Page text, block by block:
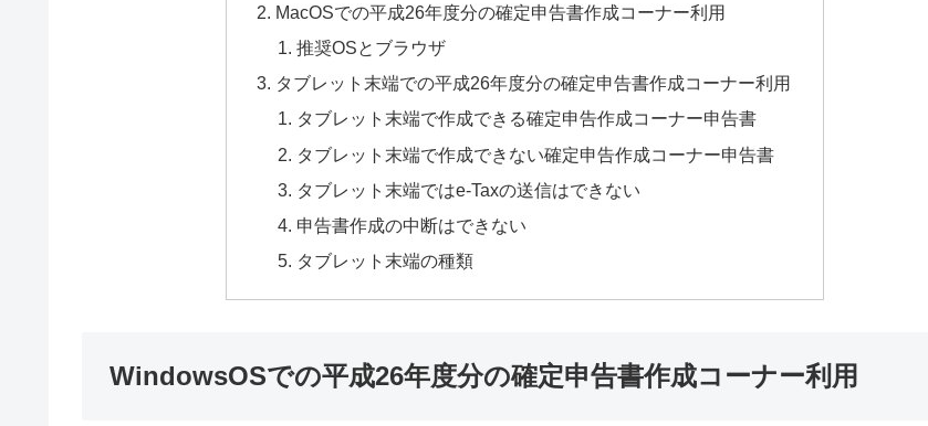
MacOSでの平成26年度分の確定申告書作成コーナー利用
推奨OSとブラウザ
タブレット末端での平成26年度分の確定申告書作成コーナー利用
タブレット末端で作成できる確定申告作成コーナー申告書
タブレット末端で作成できない確定申告作成コーナー申告書
タブレット末端ではe-Taxの送信はできない
申告書作成の中断はできない
タブレット末端の種類
WindowsOSでの平成26年度分の確定申告書作成コーナー利用